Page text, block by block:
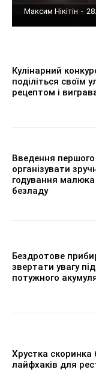
Максим Нікітін -
Кулінарний
поділіться своїм
рецептом і
Введення
організувати
годування малюка
безладу
Бездротове
звертати увагу
потужного
Хрустка
лайфхаків для